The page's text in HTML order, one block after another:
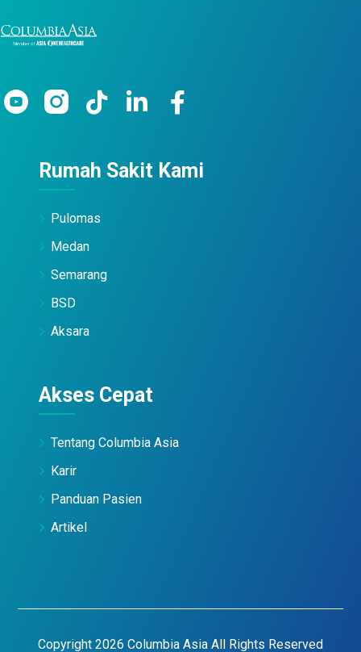
Rumah Sakit Kami
Pulomas
Medan
Semarang
BSD
Aksara
Akses Cepat
Tentang Columbia Asia
Karir
Panduan Pasien
Artikel
Copyright 2026 Columbia Asia All Rights Reserved